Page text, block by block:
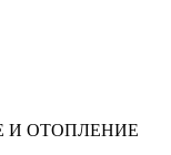
И ОТОПЛЕНИЕ